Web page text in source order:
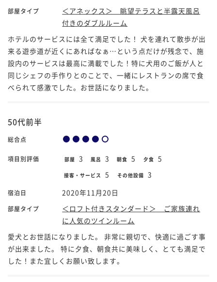
部屋タイプ
＜アネックス＞ 眺望テラスと半露天風呂
付きのダブルルーム
ホテルのサービスには全て満足でした！ 犬を連れて散歩が出
来る遊歩道が近くにあればなぁ…という点だけが残念で、施
設内のサービスは最高に満載でした！特に犬用のご飯が人と
同じシェフの手作りとのことで、一緒にレストランの席で食
べられて感激でした。お世話になりました。
50代前半
総合点
項目別評価 部屋 3 風呂 3 朝食 5 夕食 5
接客・サービス 5 その他設備 3
宿泊日 2020年11月20日
部屋タイプ
＜ロフト付きスタンダード＞ ご家族連れ
に人気のツインルーム
愛犬とお世話になりました。 非常に親切で、快適に過ごす事
が出来ました。 特に夕食、朝食共に美味しく、とても満足で
した！また宜しくお願い致します。